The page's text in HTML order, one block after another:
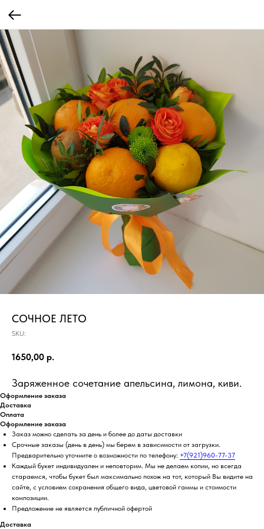
СОЧНОЕ ЛЕТО
SKU:
1650,00 р.
Заряженное сочетание апельсина, лимона, киви.
Оформление заказа
Доставка
Оплата
Оформление заказа
Заказ можно сделать за день и более до даты доставки
Срочные заказы (день в день) мы берем в зависимости от загрузки.
Предварительно уточните о возможности по телефону: +7(921)960-77-37
Каждый букет индивидуален и неповторим. Мы не делаем копии, но всегда
стараемся, чтобы букет был максимально похож на тот, который Вы видите на
сайте, с условием сохранения общего вида, цветовой гаммы и стоимости
композиции.
Предложение не является публичной офертой
Доставка